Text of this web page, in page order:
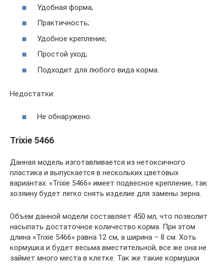
Удобная форма;
Практичность;
Удобное крепление;
Простой уход;
Подходит для любого вида корма.
Недостатки:
Не обнаружено.
Trixie 5466
Данная модель изготавливается из нетоксичного
пластика и выпускается в нескольких цветовых
вариантах. «Trixie 5466» имеет подвесное крепление, так
хозяину будет легко снять изделие для замены зерна.
Объем данной модели составляет 450 мл, что позволит
насыпать достаточное количество корма. При этом
длина «Trixie 5466» равна 12 см, а ширина – 8 см. Хоть
кормушка и будет весьма вместительной, все же она не
займет много места в клетке. Так же такие кормушки